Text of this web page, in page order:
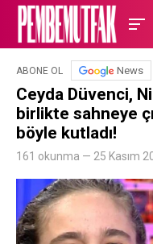
ABONE OL News
Ceyda Düvenci,
birlikte sahneye
böyle kutladı!
161 okunma — 25 Kasım